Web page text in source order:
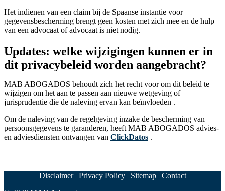
Het indienen van een claim bij de Spaanse instantie voor
gegevensbescherming brengt geen kosten met zich mee en de hulp
van een advocaat of advocaat is niet nodig.
Updates: welke wijzigingen kunnen er in
dit privacybeleid worden aangebracht?
MAB ABOGADOS behoudt zich het recht voor om dit beleid te
wijzigen om het aan te passen aan nieuwe wetgeving of
jurisprudentie die de naleving ervan kan beïnvloeden .
Om de naleving van de regelgeving inzake de bescherming van
persoonsgegevens te garanderen, heeft MAB ABOGADOS advies-
en adviesdiensten ontvangen van ClickDatos .
Disclaimer| Privacy Policy| Sitemap| Contact